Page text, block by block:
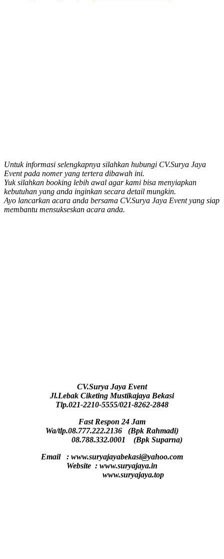
Untuk informasi selengkapnya silahkan hubungi CV.Surya Jaya
Event pada nomer yang tertera dibawah ini.
Yuk silahkan booking lebih awal agar kami bisa menyiapkan
kebutuhan yang anda inginkan secara detail mungkin.
Ayo lancarkan acara anda bersama CV.Surya Jaya Event yang siap
membantu mensukseskan acara anda.
CV.Surya Jaya Event
Jl.Lebak Ciketing Mustikajaya Bekasi
Tlp.021-2210-5555/021-8262-2848
Fast Respon 24 Jam
Wa/tlp.08.777.222.2136 (Bpk Rahmadi)
08.788.332.0001 (Bpk Suparna)
Email : www.suryajayabekasi@yahoo.com
Website : www.suryajaya.in
www.suryajaya.top